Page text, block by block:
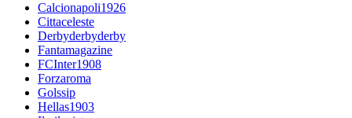
Calcionapoli1926
Cittaceleste
Derbyderbyderby
Fantamagazine
FCInter1908
Forzaroma
Golssip
Hellas1903